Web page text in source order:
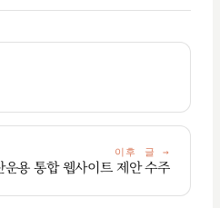
이후 글 →
운용 통합 웹사이트 제안 수주